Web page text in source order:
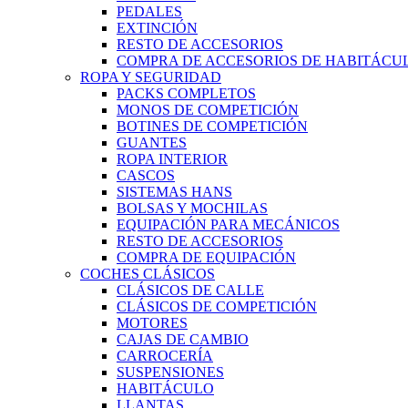
PEDALES
EXTINCIÓN
RESTO DE ACCESORIOS
COMPRA DE ACCESORIOS DE
ROPA Y SEGURIDAD
PACKS COMPLETOS
MONOS DE COMPETICIÓN
BOTINES DE COMPETICIÓN
GUANTES
ROPA INTERIOR
CASCOS
SISTEMAS HANS
BOLSAS Y MOCHILAS
EQUIPACIÓN PARA MECÁNICOS
RESTO DE ACCESORIOS
COMPRA DE EQUIPACIÓN
COCHES CLÁSICOS
CLÁSICOS DE CALLE
CLÁSICOS DE COMPETICIÓN
MOTORES
CAJAS DE CAMBIO
CARROCERÍA
SUSPENSIONES
HABITÁCULO
LLANTAS